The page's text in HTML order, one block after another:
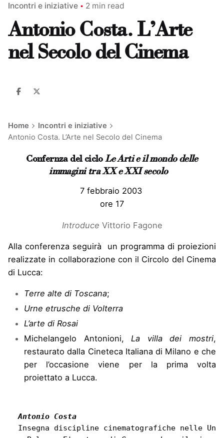
Incontri e iniziative 2 min read
Antonio Costa. L’Arte
nel Secolo del Cinema
Home
Incontri e iniziative
Antonio Costa. L’Arte nel Secolo del Cinema
Confernza del cicloLe Arti e il mondo delle
immagini tra XX e XXI secolo
7 febbraio 2003
ore 17
Introduce Vittorio Fagone
Alla conferenza seguirà un programma di proiezioni
realizzate in collaborazione con il Circolo del Cinema
di Lucca:
Terre alte di Toscana;
Urne etrusche di Volterra
L’arte di Rosai
Michelangelo Antonioni,La villa dei mostri,
restaurato dalla Cineteca Italiana di Milano e che
per l’occasione viene per la prima volta
proiettato a Lucca.
Antonio Costa
Insegna discipline cinematografiche nelle